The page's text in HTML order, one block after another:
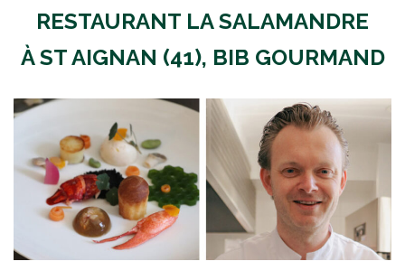
RESTAURANT LA SALAMANDRE
À ST AIGNAN (41), BIB GOURMAND